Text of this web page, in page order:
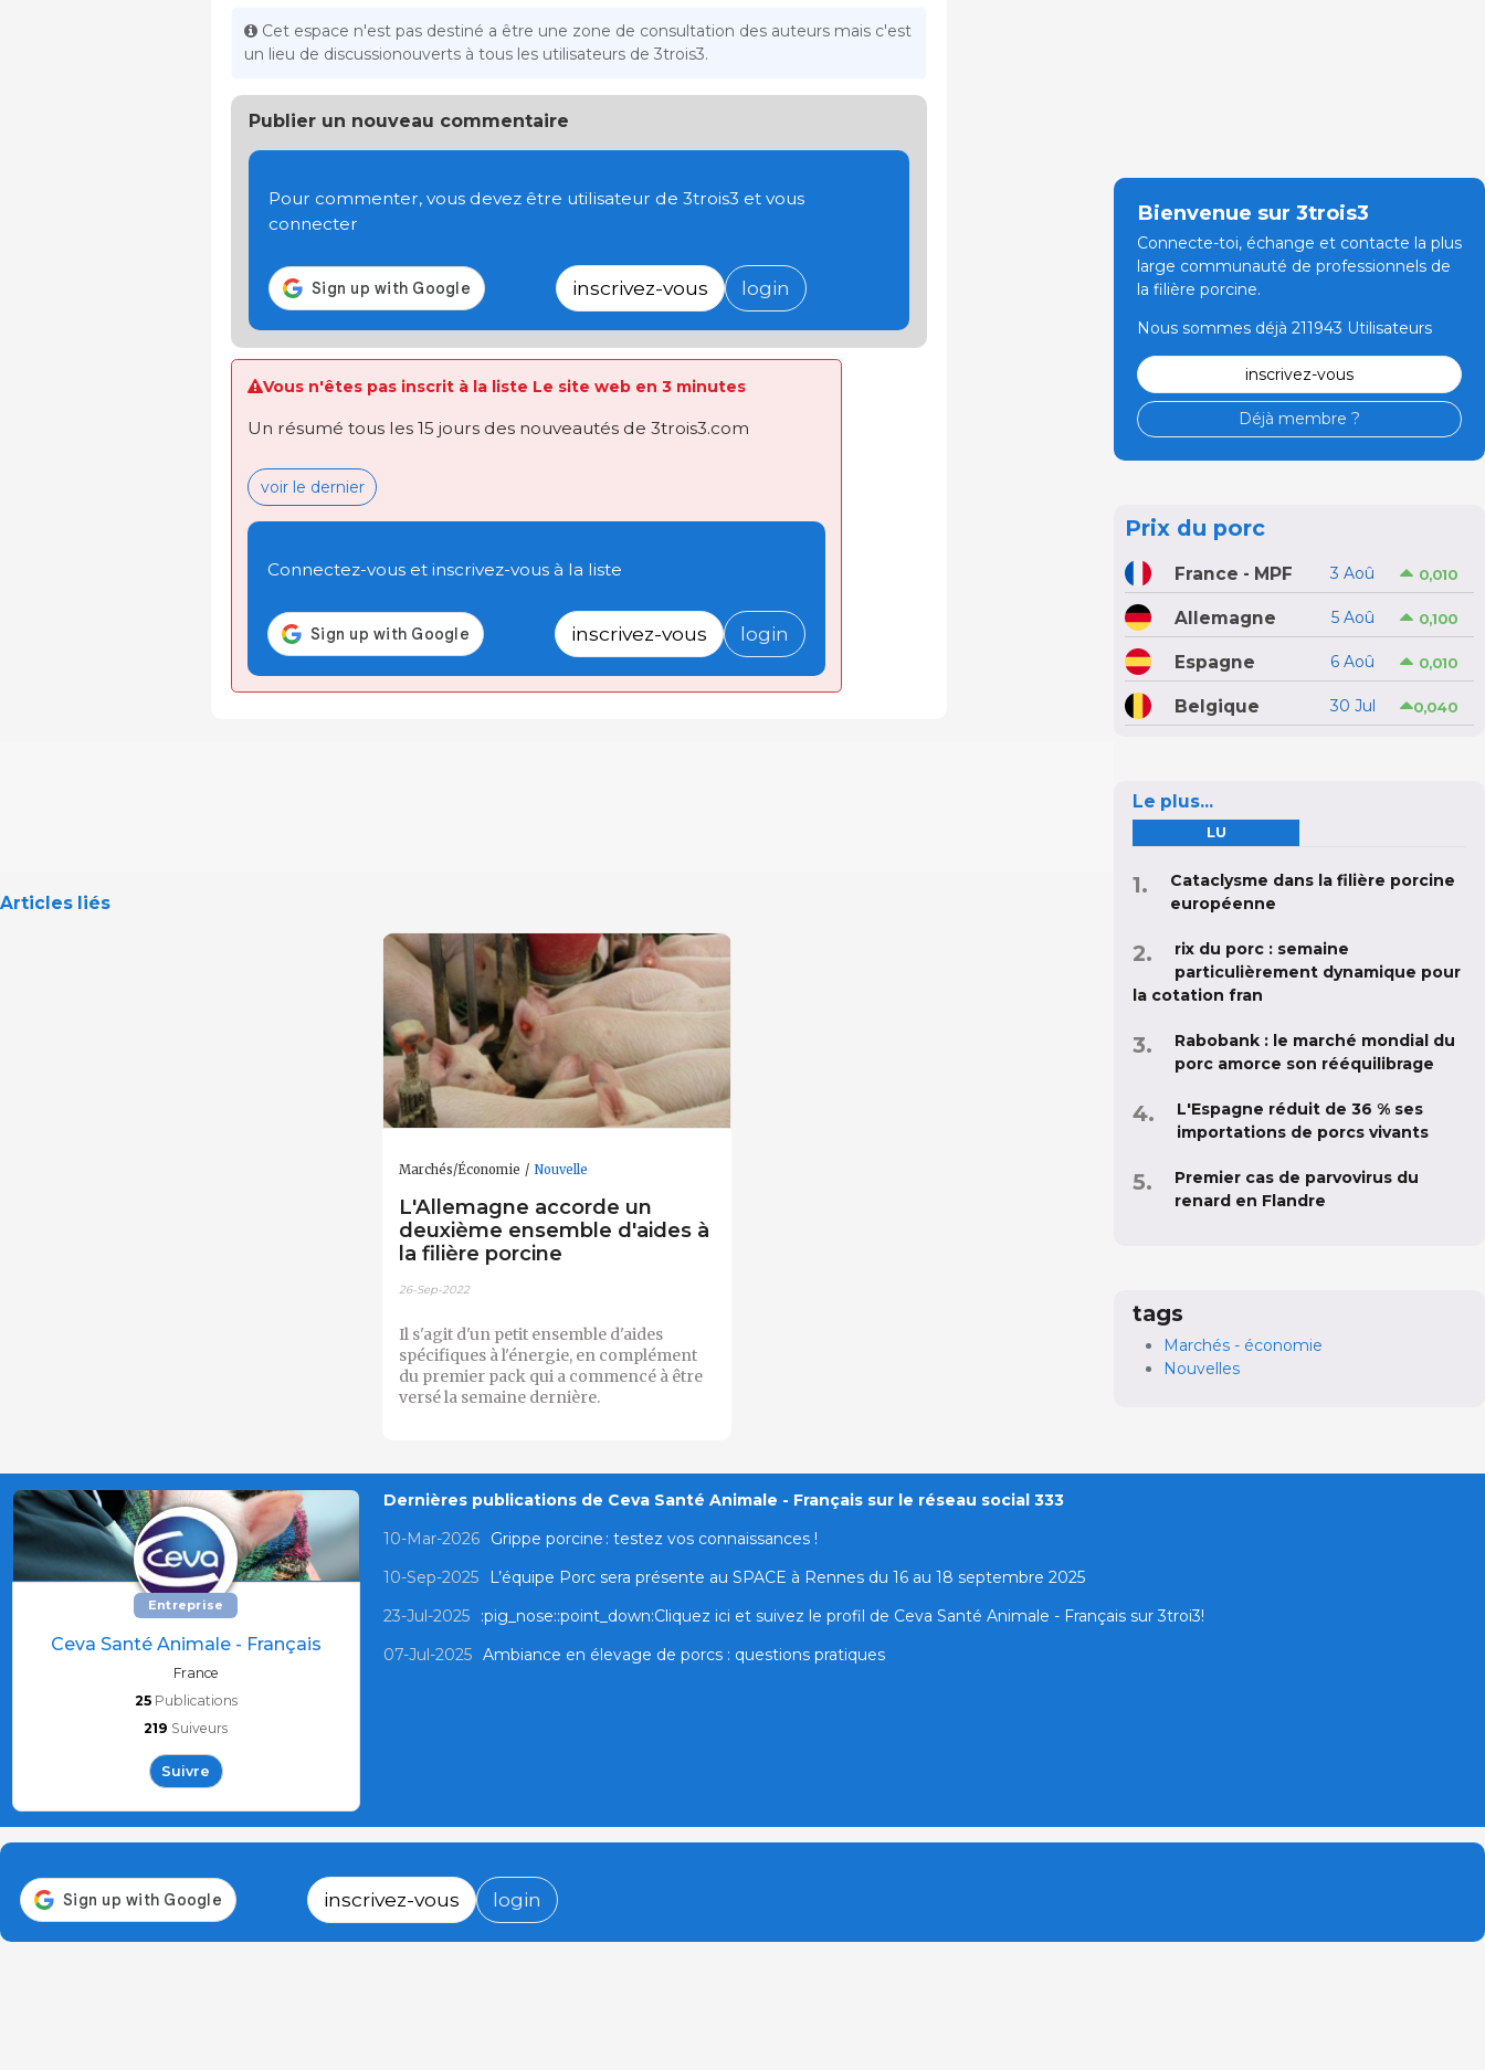
Cet espace n'est pas destiné a être une zone de consultation des auteurs mais c'est
un lieu de discussionouverts à tous les utilisateurs de 3trois3.
Publier un nouveau commentaire
Pour commenter, vous devez être utilisateur de 3trois3 et vous
connecter
inscrivez-vous login
Vous n'êtes pas inscrit à la liste Le site web en 3 minutes
Un résumé tous les 15 jours des nouveautés de 3trois3.com
voir le dernier
Connectez-vous et inscrivez-vous à la liste
inscrivez-vous login
Articles liés
Marchés/Économie Nouvelle
L'Allemagne accorde un
deuxième ensemble d'aides à
la filière porcine
26-Sep-2022
Il s'agit d'un petit ensemble d'aides
spécifiques à l'énergie, en complément
du premier pack qui a commencé à être
versé la semaine dernière.
Bienvenue sur 3trois3
Connecte-toi, échange et contacte la plus
large communauté de professionnels de
la filière porcine.
Nous sommes déjà 211943 Utilisateurs
inscrivez-vous
Déjà membre ?
Prix du porc
France - MPF 3 Aoû 0,010
Allemagne 5 Aoû 0,100
Espagne 6 Aoû 0,010
Belgique 30 Jul 0,040
Le plus...
LU
Cataclysme dans la filière porcine
européenne
rix du porc : semaine
particulièrement dynamique pour
la cotation fran
Rabobank : le marché mondial du
porc amorce son rééquilibrage
L'Espagne réduit de 36 % ses
importations de porcs vivants
Premier cas de parvovirus du
renard en Flandre
tags
Marchés - économie
Nouvelles
Entreprise
Ceva Santé Animale - Français
France
25 Publications
219 Suiveurs
Suivre
Dernières publications de Ceva Santé Animale - Français sur le réseau social 333
10-Mar-2026
Grippe porcine : testez vos connaissances !
10-Sep-2025
L’équipe Porc sera présente au SPACE à Rennes du 16 au 18 septembre 2025
23-Jul-2025
:pig_nose::point_down:Cliquez ici et suivez le profil de Ceva Santé Animale - Français sur 3troi3!
07-Jul-2025 Ambiance en élevage de porcs : questions pratiques
inscrivez-vous login